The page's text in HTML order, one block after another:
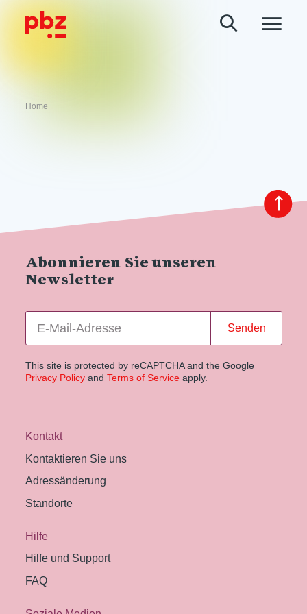
Home
Abonnieren Sie unseren
Newsletter
Senden
This site is protected by reCAPTCHA and the Google
Privacy Policyand Terms of Service apply.
Kontakt
Kontaktieren Sie uns
Adressänderung
Standorte
Hilfe
Hilfe und Support
FAQ